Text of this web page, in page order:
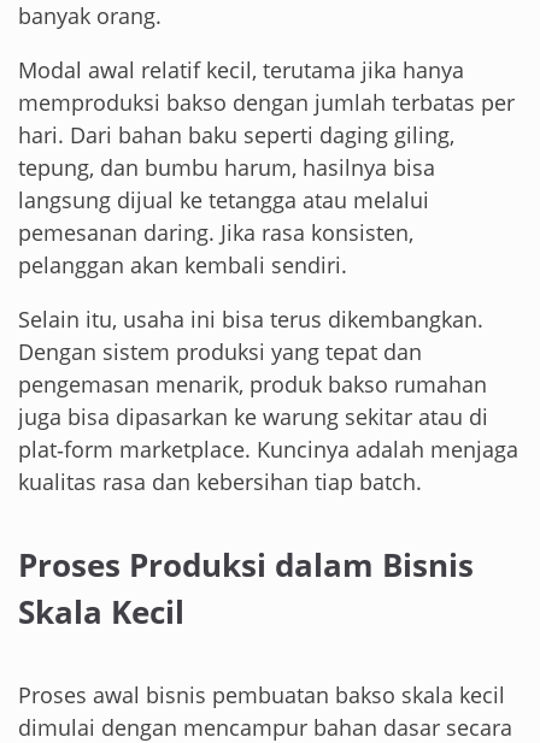
banyak orang.
Modal awal relatif kecil, terutama jika hanya
memproduksi bakso dengan jumlah terbatas per
hari. Dari bahan baku seperti daging giling,
tepung, dan bumbu harum, hasilnya bisa
langsung dijual ke tetangga atau melalui
pemesanan daring. Jika rasa konsisten,
pelanggan akan kembali sendiri.
Selain itu, usaha ini bisa terus dikembangkan.
Dengan sistem produksi yang tepat dan
pengemasan menarik, produk bakso rumahan
juga bisa dipasarkan ke warung sekitar atau di
plat‑form marketplace. Kuncinya adalah menjaga
kualitas rasa dan kebersihan tiap batch.
Proses Produksi dalam Bisnis
Skala Kecil
Proses awal bisnis pembuatan bakso skala kecil
dimulai dengan mencampur bahan dasar secara